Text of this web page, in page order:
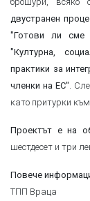
двустранен
"Готови ли сме
"Културна,
практики за
членки на ЕС".
като притурки
Проектът е на
шестдесет и три
Повече
ТПП Враца